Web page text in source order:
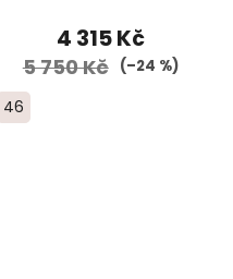
4 315 Kč
5 750 Kč (–24 %)
46